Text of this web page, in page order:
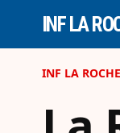
INF LA
INF LA